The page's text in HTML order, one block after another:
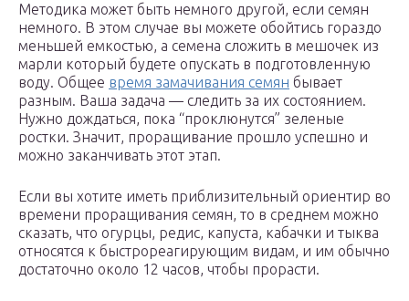
Методика может быть немного другой, если семян
немного. В этом случае вы можете обойтись гораздо
меньшей емкостью, а семена сложить в мешочек из
марли который будете опускать в подготовленную
воду. Общее время замачивания семян бывает
разным. Ваша задача — следить за их состоянием.
Нужно дождаться, пока “проклюнутся” зеленые
ростки. Значит, проращивание прошло успешно и
можно заканчивать этот этап.
Если вы хотите иметь приблизительный ориентир во
времени проращивания семян, то в среднем можно
сказать, что огурцы, редис, капуста, кабачки и тыква
относятся к быстрореагирующим видам, и им обычно
достаточно около 12 часов, чтобы прорасти.